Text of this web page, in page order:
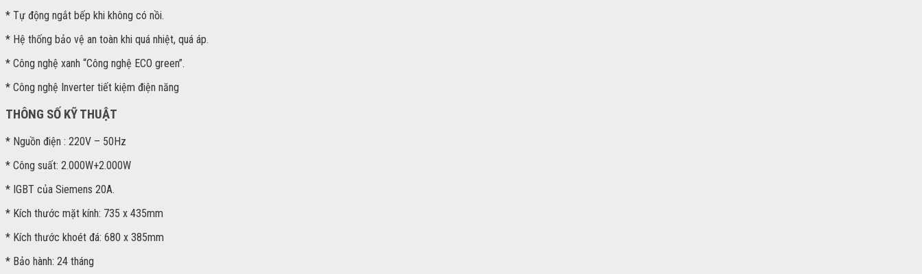
* Tự động ngắt bếp khi không có nồi.
* Hệ thống bảo vệ an toàn khi quá nhiệt, quá áp.
* Công nghệ xanh “Công nghệ ECO green”.
* Công nghệ Inverter tiết kiệm điện năng
THÔNG SỐ KỸ THUẬT
* Nguồn điện : 220V – 50Hz
* Công suất: 2.000W+2.000W
* IGBT của Siemens 20A.
* Kích thước mặt kính: 735 x 435mm
* Kích thước khoét đá: 680 x 385mm
* Bảo hành: 24 tháng